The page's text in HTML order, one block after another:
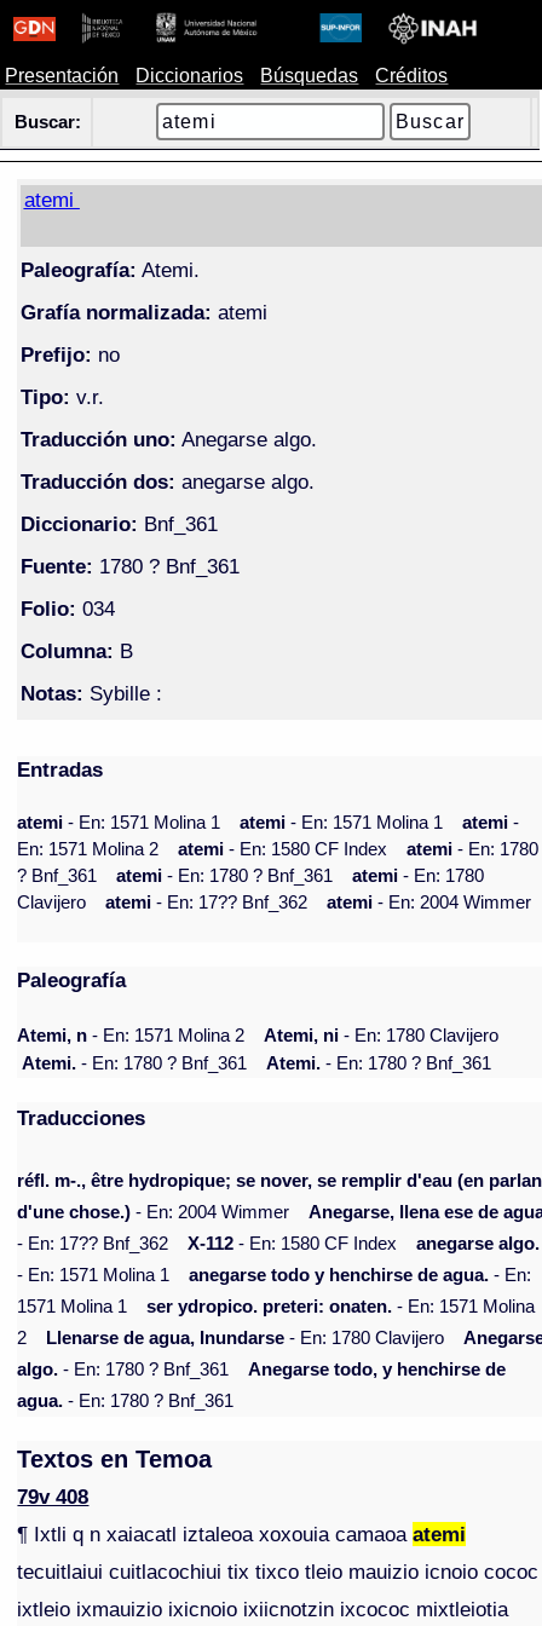
Presentación Diccionarios Búsquedas Créditos
Buscar:
atemi
Paleografía: Atemi.
Grafía normalizada: atemi
Prefijo: no
Tipo: v.r.
Traducción uno: Anegarse algo.
Traducción dos: anegarse algo.
Diccionario: Bnf_361
Fuente: 1780 ? Bnf_361
Folio: 034
Columna: B
Notas: Sybille :
Entradas
atemi- En: 1571 Molina 1 atemi- En: 1571 Molina 1 atemi-
En: 1571 Molina 2
atemi- En: 1580 CF Index atemi- En: 1780
? Bnf_361
atemi- En: 1780 ? Bnf_361 atemi- En: 1780
Clavijero
atemi- En: 17?? Bnf_362 atemi- En: 2004 Wimmer
Paleografía
Atemi, n - En: 1571 Molina 2 Atemi, ni - En: 1780 Clavijero
Atemi. - En: 1780 ? Bnf_361 Atemi. - En: 1780 ? Bnf_361
Traducciones
réfl. m-., être hydropique; se nover, se remplir d'eau (en
d'une chose.) - En: 2004 Wimmer
Anegarse, llena ese de
- En: 17?? Bnf_362
X-112 - En: 1580 CF Index
anegarse algo.
- En: 1571 Molina 1
anegarse todo y henchirse de agua. - En:
1571 Molina 1
ser ydropico. preteri: onaten. - En: 1571 Molina
2
Llenarse de agua, Inundarse - En: 1780 Clavijero
algo. - En: 1780 ? Bnf_361
Anegarse todo, y henchirse de
agua. - En: 1780 ? Bnf_361
Textos en Temoa
79v 408
¶ Ixtli q n xaiacatl iztaleoa xoxouia camaoaatemi
tecuitlaiui cuitlacochiui tix tixco tleio mauizio icnoio cococ
ixtleio ixmauizio ixicnoio ixiicnotzin ixcococ mixtleiotia